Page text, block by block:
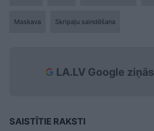
Maskava Skripaļu saindēšana
LA.LV Google ziņās
SAISTĪTIE RAKSTI